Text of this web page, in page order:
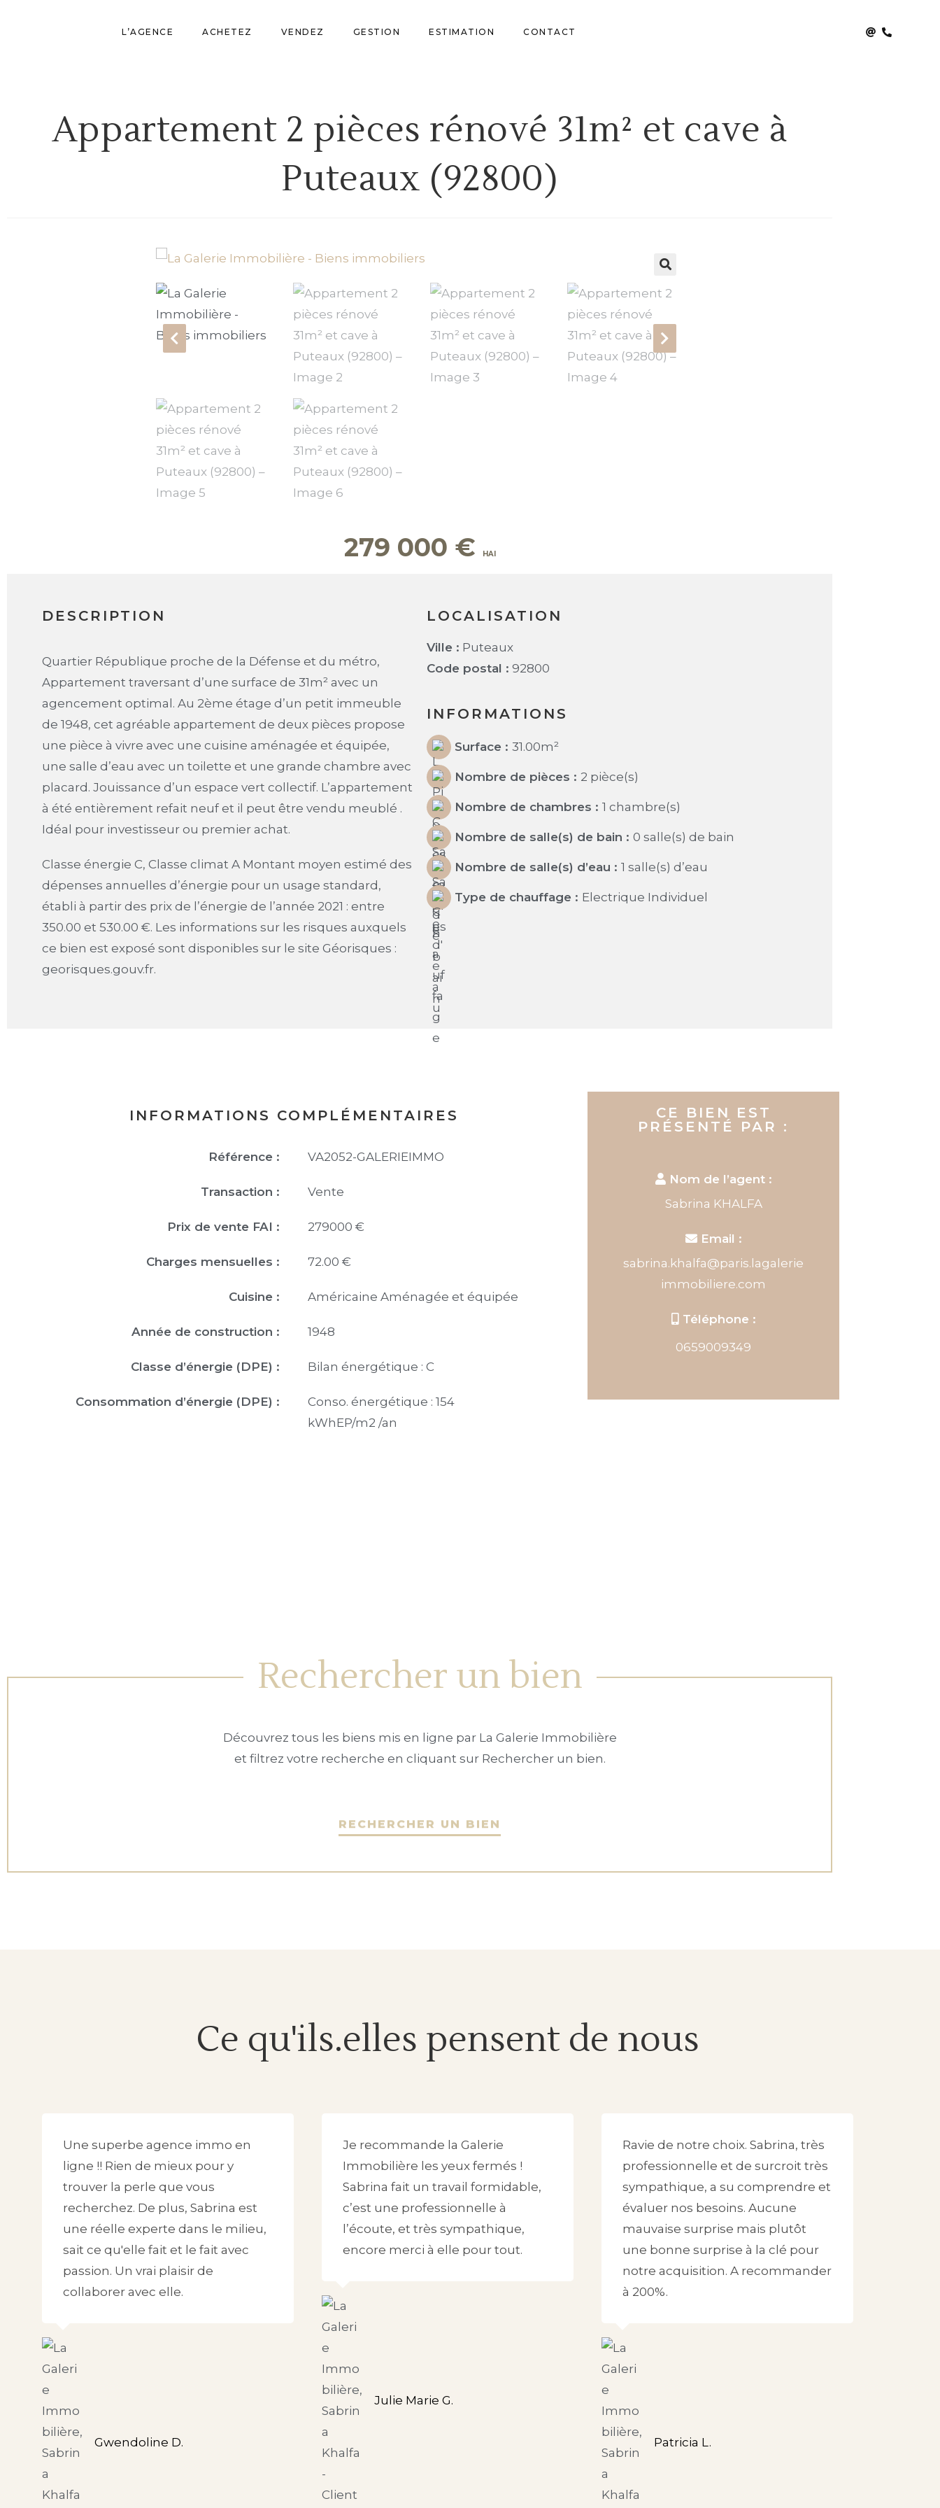
L’AGENCE ACHETEZ VENDEZ GESTION ESTIMATION CONTACT
Appartement 2 pièces rénové 31m² et cave à
Puteaux (92800)
279 000 €
DESCRIPTION
Quartier République proche de la Défense et du métro,
Appartement traversant d’une surface de 31m² avec un
agencement optimal. Au 2ème étage d’un petit immeuble
de 1948, cet agréable appartement de deux pièces propose
une pièce à vivre avec une cuisine aménagée et équipée,
une salle d’eau avec un toilette et une grande chambre avec
placard. Jouissance d’un espace vert collectif. L’appartement
à été entièrement refait neuf et il peut être vendu meublé .
Idéal pour investisseur ou premier achat.
Classe énergie C, Classe climat A Montant moyen estimé des
dépenses annuelles d’énergie pour un usage standard,
établi à partir des prix de l’énergie de l’année 2021 : entre
350.00 et 530.00 €. Les informations sur les risques auxquels
ce bien est exposé sont disponibles sur le site Géorisques :
georisques.gouv.fr.
LOCALISATION
Ville : Puteaux
Code postal : 92800
INFORMATIONS
Surface : 31.00m²
Nombre de pièces : 2 pièce(s)
Nombre de chambres : 1 chambre(s)
Nombre de salle(s) de bain : 0 salle(s) de bain
Nombre de salle(s) d’eau : 1 salle(s) d’eau
Type de chauffage : Electrique Individuel
INFORMATIONS COMPLÉMENTAIRES
Référence : VA2052-GALERIEIMMO
Transaction : Vente
Prix de vente FAI : 279000 €
Charges mensuelles : 72.00 €
Cuisine : Américaine Aménagée et équipée
Année de construction : 1948
Classe d’énergie (DPE) : Bilan énergétique : C
Consommation d’énergie (DPE) :
Conso. énergétique : 154
kWhEP/m2 /an
CE BIEN EST
PRÉSENTÉ PAR :
Nom de l’agent :
Sabrina KHALFA
Email :
sabrina.khalfa@paris.lagalerie
immobiliere.com
Téléphone :
0659009349
Rechercher un bien
Découvrez tous les biens mis en ligne par La Galerie Immobilière
et filtrez votre recherche en cliquant sur Rechercher un bien.
RECHERCHER UN BIEN
Ce qu'ils.elles pensent de nous
Une superbe agence immo en
ligne !! Rien de mieux pour y
trouver la perle que vous
recherchez. De plus, Sabrina est
une réelle experte dans le milieu,
sait ce qu'elle fait et le fait avec
passion. Un vrai plaisir de
collaborer avec elle.
Gwendoline D.
Je recommande la Galerie
Immobilière les yeux fermés !
Sabrina fait un travail formidable,
c’est une professionnelle à
l’écoute, et très sympathique,
encore merci à elle pour tout.
Julie Marie G.
Ravie de notre choix. Sabrina, très
professionnelle et de surcroit très
sympathique, a su comprendre et
évaluer nos besoins. Aucune
mauvaise surprise mais plutôt
une bonne surprise à la clé pour
notre acquisition. A recommander
à 200%.
Patricia L.